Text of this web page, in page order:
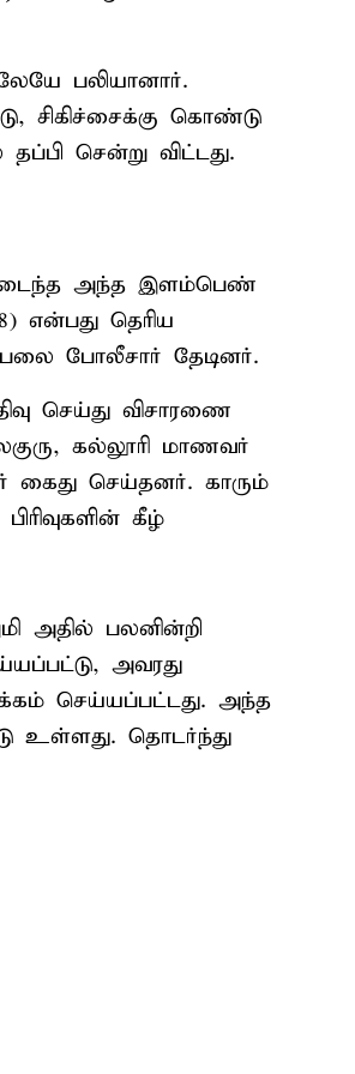
பலியானார்.
சிகிச்சைக்கு கொண்டு
சென்று விட்டது.
அந்த இளம்பெண்
என்பது தெரிய
போலீசார் தேடினர்.
செய்து விசாரணை
கல்லூரி மாணவர்
செய்தனர். காரும்
கீழ்
அதில் பலனின்றி
அவரது
செய்யப்பட்டது. அந்த
உள்ளது. தொடர்ந்து